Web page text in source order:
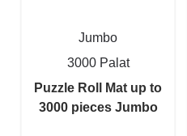
Jumbo
3000 Palat
Puzzle Roll Mat up to
3000 pieces Jumbo